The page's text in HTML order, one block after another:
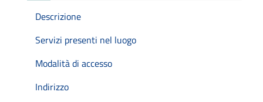
Descrizione
Servizi presenti nel luogo
Modalità di accesso
Indirizzo